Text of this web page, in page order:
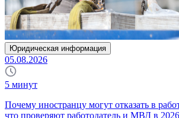
Юридическая информация
05.08.2026
5 минут
Почему иностранцу могут отказать в
что проверяют работодатель и МВД в